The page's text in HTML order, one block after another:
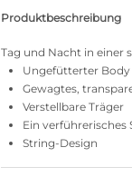
Produktbeschreibung
Tag und Nacht in einer
Ungefütterter Body
Gewagtes,
Verstellbare Träger
Ein verführerisches
String-Design